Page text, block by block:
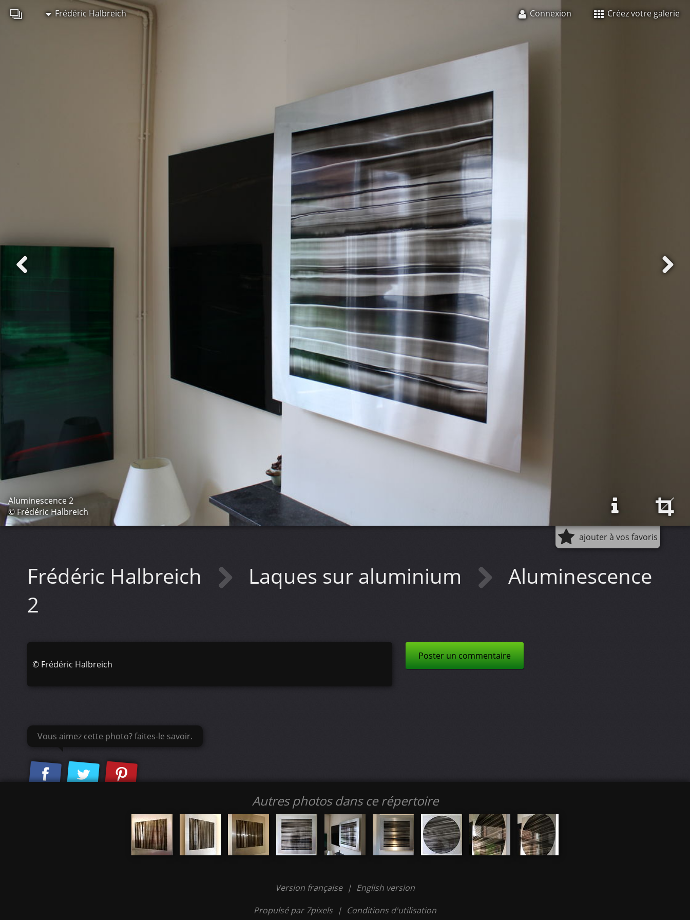
Frédéric Halbreich Connexion Créez votre galerie
Aluminescence 2
© Frédéric Halbreich
ajouter à vos favoris
Frédéric Halbreich Laques sur aluminium
Aluminescence
2
© Frédéric Halbreich
Poster un commentaire
Vous aimez cette photo? faites-le savoir.
Autres photos dans ce répertoire
Version française | English version
Propulsé par 7pixels | Conditions d'utilisation